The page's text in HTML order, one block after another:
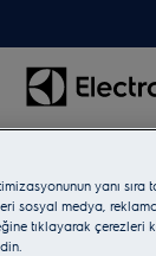
yanı sıra
sosyal medya,
tıklayarak